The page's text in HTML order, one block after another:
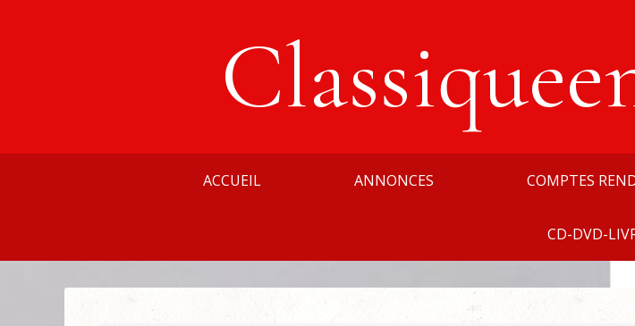
ACCUEIL ANNONCES COMPTES
CD-DVD-